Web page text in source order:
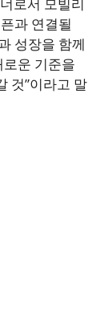
과 연결될
성장을 함께
로운 기준을
것”이라고 말